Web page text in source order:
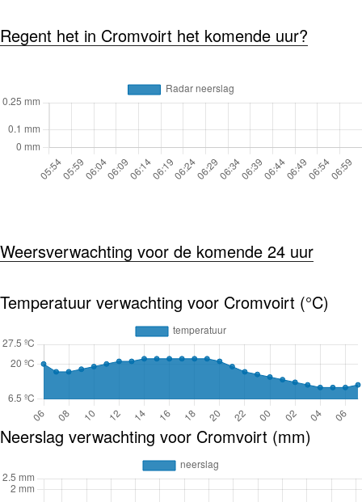
Regent het in Cromvoirt het komende uur?
Weersverwachting voor de komende 24 uur
Temperatuur verwachting voor Cromvoirt (°C)
Neerslag verwachting voor Cromvoirt (mm)